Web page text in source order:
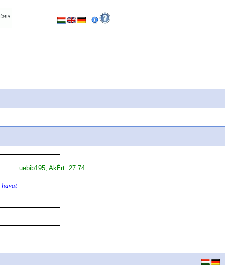
uebib195, AkÉrt: 27:74
havat